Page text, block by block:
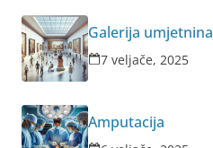
Galerija umjetnina
7 veljače, 2025
Amputacija